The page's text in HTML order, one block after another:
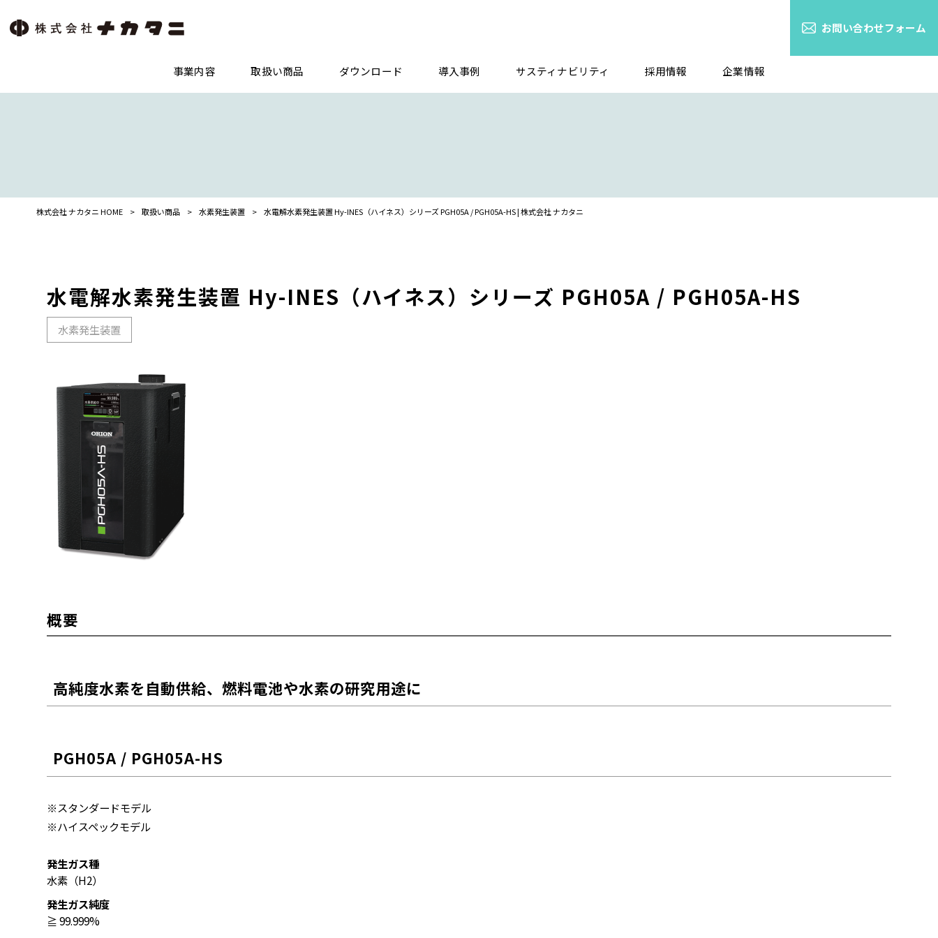
お問い合わせフォーム
事業内容 取扱い商品 ダウンロード 導入事例 サスティナビリティ 採用情報 企業情報
株式会社 ナカタニ HOME > 取扱い商品 > 水素発生装置 > 水電解水素発生装置 Hy-INES（ハイネス）シリーズ PGH05A / PGH05A-HS | 株式会社 ナカタニ
水電解水素発生装置 Hy-INES（ハイネス）シリーズ PGH05A / PGH05A-HS
水素発生装置
概要
高純度水素を自動供給、燃料電池や水素の研究用途に
PGH05A / PGH05A-HS
※スタンダードモデル
※ハイスペックモデル
発生ガス種
水素（H2）
発生ガス純度
≧ 99.999%